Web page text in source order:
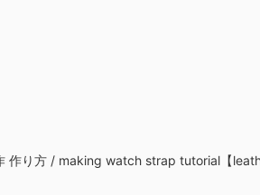
作り方 / making watch strap tutorial【